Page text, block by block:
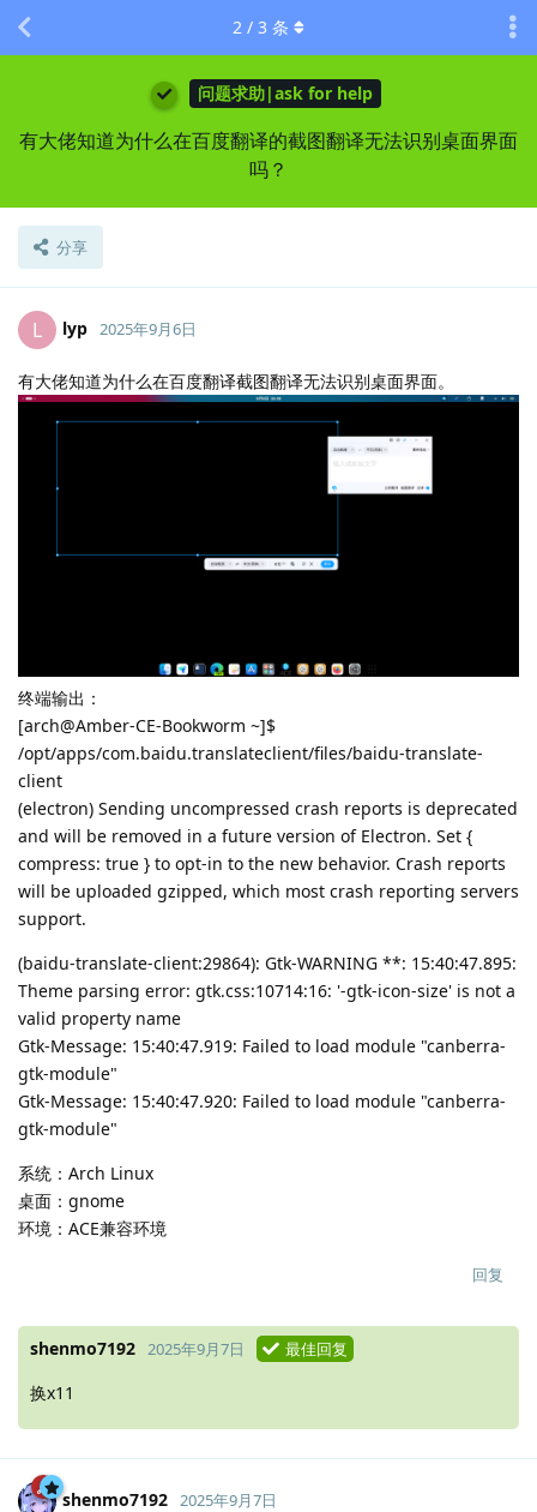
问题求助|ask for help
有大佬知道为什么在百度翻译的截图翻译无法识别桌面界面
吗？
分享
2 / 3 条
L lyp
Lv.0
2025年9月6日
有大佬知道为什么在百度翻译截图翻译无法识别桌面界面。
终端输出：
[arch@Amber-CE-Bookworm ~]$
/opt/apps/com.baidu.translateclient/files/baidu-translate-
client
(electron) Sending uncompressed crash reports is deprecated
and will be removed in a future version of Electron. Set {
compress: true } to opt-in to the new behavior. Crash reports
will be uploaded gzipped, which most crash reporting servers
support.
(baidu-translate-client:29864): Gtk-WARNING **: 15:40:47.895:
Theme parsing error: gtk.css:10714:16: '-gtk-icon-size' is not a
valid property name
Gtk-Message: 15:40:47.919: Failed to load module "canberra-
gtk-module"
Gtk-Message: 15:40:47.920: Failed to load module "canberra-
gtk-module"
系统：Arch Linux
桌面：gnome
环境：ACE兼容环境
回复
shenmo7192 2025年9月7日 最佳回复
换x11
shenmo7192 2025年9月7日